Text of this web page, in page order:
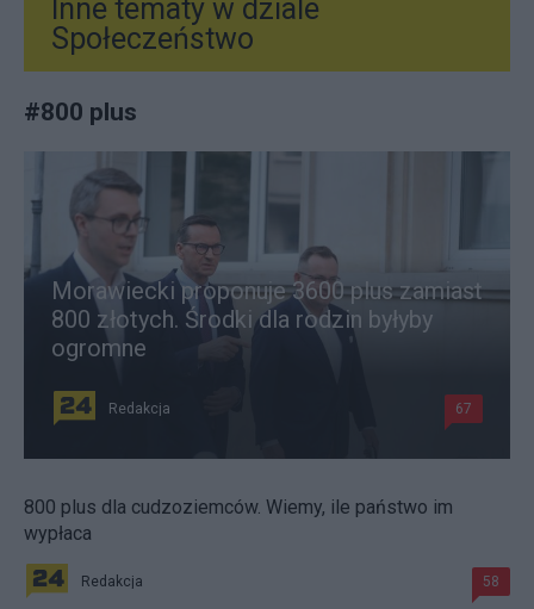
Inne tematy w dziale
Społeczeństwo
#800 plus
Morawiecki proponuje 3600 plus zamiast
800 złotych. Środki dla rodzin byłyby
ogromne
Redakcja 67
800 plus dla cudzoziemców. Wiemy, ile państwo im
wypłaca
Redakcja 58